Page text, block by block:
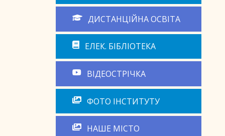
ДИСТАНЦІЙНА ОСВІТА
ЕЛЕК. БІБЛІОТЕКА
ВІДЕОСТРІЧКА
ФОТО ІНСТИТУТУ
НАШЕ МІСТО